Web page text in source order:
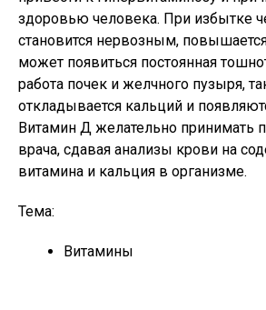
здоровью человека. При избытке
становится нервозным,
может появиться постоянная
работа почек и желчного пузыря,
откладывается кальций и
Витамин Д желательно принимать
врача, сдавая анализы крови на
витамина и кальция в организме.
Тема:
Витамины